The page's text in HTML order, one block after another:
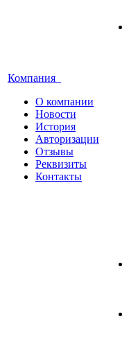
Компания
О компании
Новости
История
Авторизации
Отзывы
Реквизиты
Контакты